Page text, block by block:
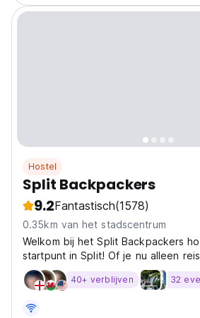
Hostel
Split Backpackers
9.2Fantastisch(1578)
0.35km van het stadscentrum
Welkom bij het Split Backpackers
startpunt in Split! Of je nu alleen
of in een groep, als je optimaal van
dan is Split Backpackers de plek
40+ verblijven 32